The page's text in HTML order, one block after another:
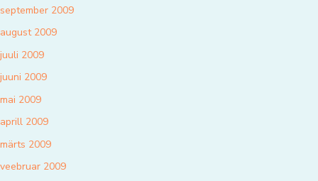
september 2009
august 2009
juuli 2009
juuni 2009
mai 2009
aprill 2009
märts 2009
veebruar 2009